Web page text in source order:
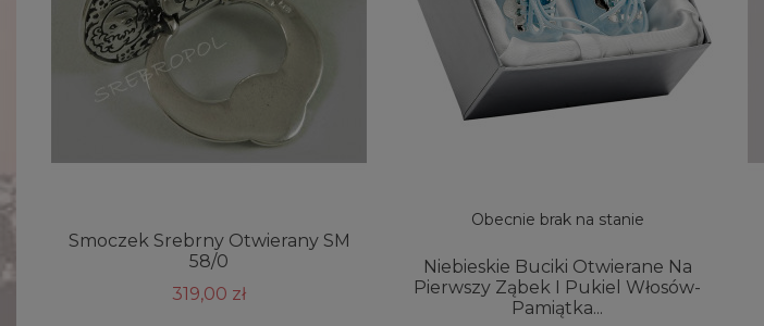
Smoczek Srebrny Otwierany SM
58/0
319,00 zł
Obecnie brak na stanie
Niebieskie Buciki Otwierane Na
Pierwszy Ząbek I Pukiel Włosów-
Pamiątka...